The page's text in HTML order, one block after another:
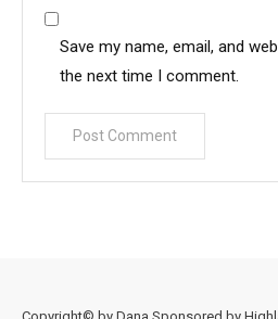
Save my name, email, and
the next time I comment.